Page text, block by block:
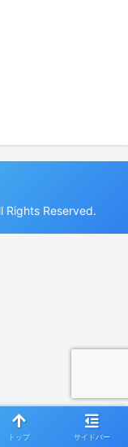
Rights Reserved.
トップ サイドバー